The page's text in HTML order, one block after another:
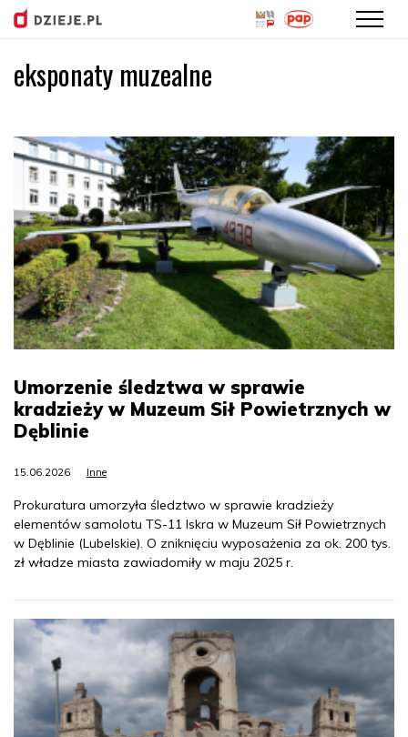
Przejdź
do
eksponaty muzealne
Umorzenie śledztwa w sprawie
kradzieży w Muzeum Sił Powietrznych w
Dęblinie
15.06.2026 Inne
Prokuratura umorzyła śledztwo w sprawie kradzieży
elementów samolotu TS-11 Iskra w Muzeum Sił Powietrznych
w Dęblinie (Lubelskie). O zniknięciu wyposażenia za ok. 200 tys.
zł władze miasta zawiadomiły w maju 2025 r.